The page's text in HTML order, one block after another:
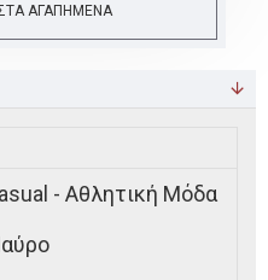
ΑΓΑΠΗΜΈΝΑ
- Αθλητική Μόδα